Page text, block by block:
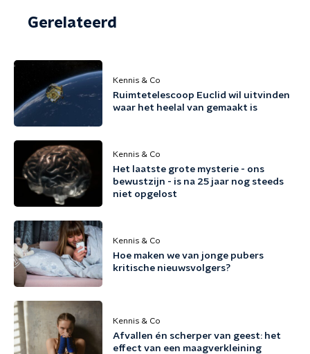
Gerelateerd
Kennis & Co
Ruimtetelescoop Euclid wil uitvinden
waar het heelal van gemaakt is
Kennis & Co
Het laatste grote mysterie - ons
bewustzijn - is na 25 jaar nog steeds
niet opgelost
Kennis & Co
Hoe maken we van jonge pubers
kritische nieuwsvolgers?
Kennis & Co
Afvallen én scherper van geest: het
effect van een maagverkleining